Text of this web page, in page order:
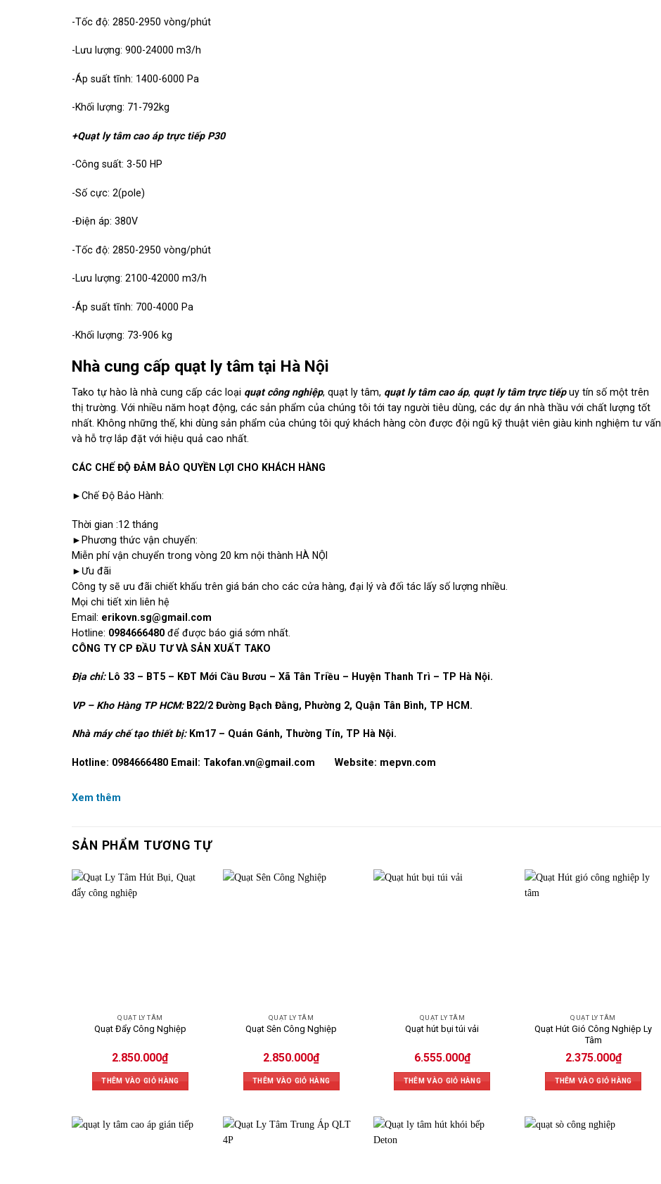
-Tốc độ: 2850-2950 vòng/phút
-Lưu lượng: 900-24000 m3/h
-Áp suất tĩnh: 1400-6000 Pa
-Khối lượng: 71-792kg
+Quạt ly tâm cao áp trực tiếp P30
-Công suất: 3-50 HP
-Số cực: 2(pole)
-Điện áp: 380V
-Tốc độ: 2850-2950 vòng/phút
-Lưu lượng: 2100-42000 m3/h
-Áp suất tĩnh: 700-4000 Pa
-Khối lượng: 73-906 kg
Nhà cung cấp quạt ly tâm tại Hà Nội
Tako tự hào là nhà cung cấp các loại quạt công nghiệp, quạt ly tâm, quạt ly tâm cao áp, quạt ly tâm trực tiếpuy tín số một trên
thị trường. Với nhiều năm hoạt động, các sản phẩm của chúng tôi tới tay người tiêu dùng, các dự án nhà thầu với chất lượng tốt
nhất. Không những thế, khi dùng sản phẩm của chúng tôi quý khách hàng còn được đội ngũ kỹ thuật viên giàu kinh nghiệm tư vấn
và hỗ trợ lắp đặt với hiệu quả cao nhất.
CÁC CHẾ ĐỘ ĐẢM BẢO QUYỀN LỢI CHO KHÁCH HÀNG
►Chế Độ Bảo Hành:
Thời gian :12 tháng
►Phương thức vận chuyển:
Miễn phí vận chuyển trong vòng 20 km nội thành HÀ NỘI
►Ưu đãi
Công ty sẽ ưu đãi chiết khấu trên giá bán cho các cửa hàng, đại lý và đối tác lấy số lượng nhiều.
Mọi chi tiết xin liên hệ
Email: erikovn.sg@gmail.com
Hotline: 0984666480 để được báo giá sớm nhất.
CÔNG TY CP ĐẦU TƯ VÀ SẢN XUẤT TAKO
Địa chỉ:Lô 33 – BT5 – KĐT Mới Cầu Bươu – Xã Tân Triều – Huyện Thanh Trì – TP Hà Nội.
VP – Kho Hàng TP HCM:B22/2 Đường Bạch Đằng, Phường 2, Quận Tân Bình, TP HCM.
Nhà máy chế tạo thiết bị:Km17 – Quán Gánh, Thường Tín, TP Hà Nội.
Hotline: 0984666480 Email: Takofan.vn@gmail.com Website: mepvn.com
Xem thêm
SẢN PHẨM TƯƠNG TỰ
QUẠT LY TÂM
Quạt Đẩy Công Nghiệp
2.850.000₫
THÊM VÀO GIỎ HÀNG
QUẠT LY TÂM
Quạt Sên Công Nghiệp
2.850.000₫
THÊM VÀO GIỎ HÀNG
QUẠT LY TÂM
Quạt hút bụi túi vải
6.555.000₫
THÊM VÀO GIỎ HÀNG
QUẠT LY TÂM
Quạt Hút Gió Công Nghiệp Ly
Tâm
2.375.000₫
THÊM VÀO GIỎ HÀNG